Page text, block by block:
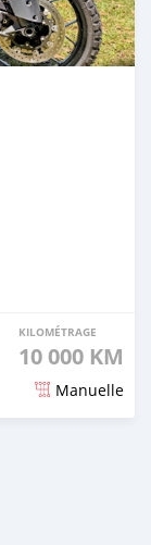
KILOMÉTRAGE
10 000 KM
Manuelle